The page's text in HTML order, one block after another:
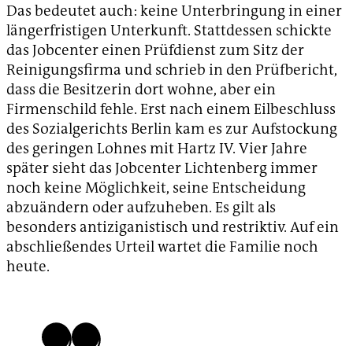
Das bedeutet auch: keine Unterbringung in einer
längerfristigen Unterkunft. Stattdessen schickte
das Jobcenter einen Prüfdienst zum Sitz der
Reinigungsfirma und schrieb in den Prüfbericht,
dass die Besitzerin dort wohne, aber ein
Firmenschild fehle. Erst nach einem Eilbeschluss
des Sozialgerichts Berlin kam es zur Aufstockung
des geringen Lohnes mit Hartz IV. Vier Jahre
später sieht das Jobcenter Lichtenberg immer
noch keine Möglichkeit, seine Entscheidung
abzuändern oder aufzuheben. Es gilt als
besonders antiziganistisch und restriktiv. Auf ein
abschließendes Urteil wartet die Familie noch
heute.